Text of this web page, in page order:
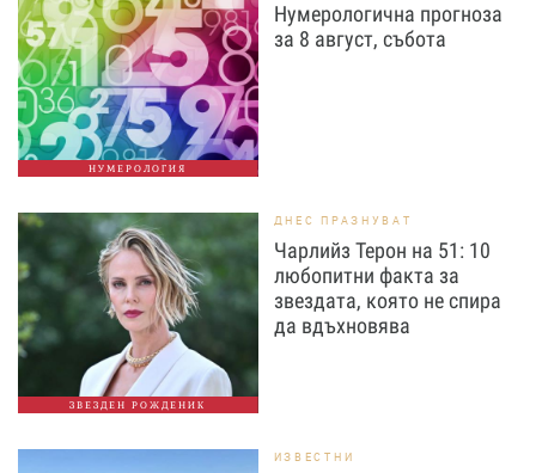
НУМЕРОЛОГИЯ
Нумерологична прогноза
за 8 август, събота
ЗВЕЗДЕН РОЖДЕНИК
ДНЕС ПРАЗНУВАТ
Чарлийз Терон на 51: 10
любопитни факта за
звездата, която не спира
да вдъхновява
ИЗВЕСТНИ